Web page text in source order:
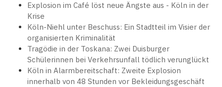
Explosion im Café löst neue Ängste aus - Köln in der
Krise
Köln-Niehl unter Beschuss: Ein Stadtteil im Visier der
organisierten Kriminalität
Tragödie in der Toskana: Zwei Duisburger
Schülerinnen bei Verkehrsunfall tödlich verunglückt
Köln in Alarmbereitschaft: Zweite Explosion
innerhalb von 48 Stunden vor Bekleidungsgeschäft